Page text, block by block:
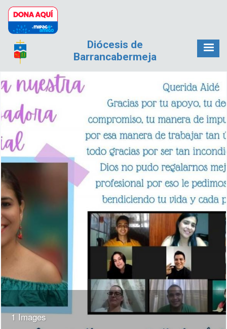
Pasar al contenido principal
Diócesis de
Barrancabermeja
1 Images